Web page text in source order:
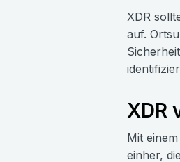
XDR
auf.
XDR
Mit
einher,